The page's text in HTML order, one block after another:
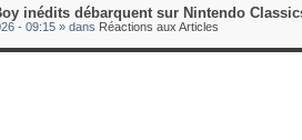
inédits débarquent sur Nintendo
- 09:15 » dans Réactions aux Articles